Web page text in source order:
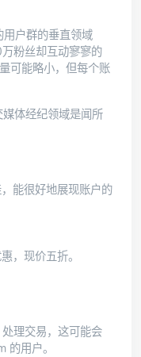
户群的垂直领域
粉丝却互动寥寥的
可能略小，但每个账
体经纪领域是闻所
能很好地展现账户的
，现价五折。
理交易，这可能会
的用户。